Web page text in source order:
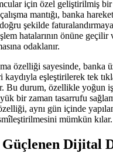
için özel geliştirilmiş bir
mantığı, banka
şekilde
hatalarının önüne geçilir
odaklanır.
özelliği sayesinde, banka
eşleştirilerek tek
Bu durum, özellikle yoğun
bir zaman tasarrufu
aynı gün içinde
mümkün kılar.
Dijital